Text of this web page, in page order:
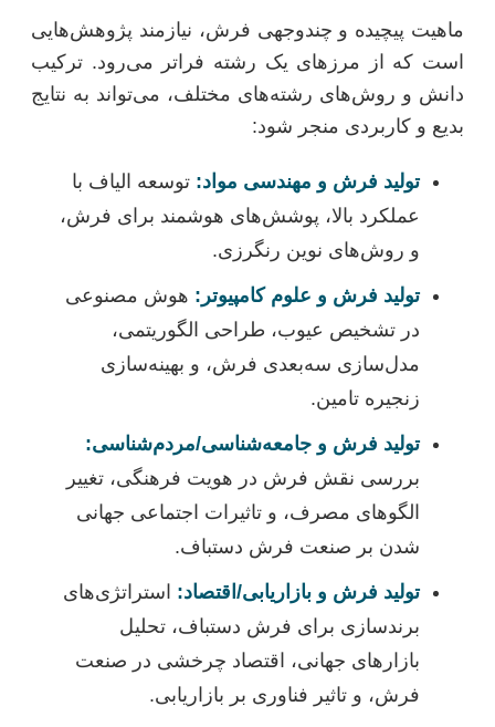
ماهیت پیچیده و چندوجهی فرش، نیازمند پژوهش‌هایی
است که از مرزهای یک رشته فراتر می‌رود. ترکیب
دانش و روش‌های رشته‌های مختلف، می‌تواند به نتایج
بدیع و کاربردی منجر شود:
تولید فرش و مهندسی مواد: توسعه الیاف با
عملکرد بالا، پوشش‌های هوشمند برای فرش،
و روش‌های نوین رنگرزی.
تولید فرش و علوم کامپیوتر: هوش مصنوعی
در تشخیص عیوب، طراحی الگوریتمی،
مدل‌سازی سه‌بعدی فرش، و بهینه‌سازی
زنجیره تامین.
تولید فرش و جامعه‌شناسی/مردم‌شناسی:
بررسی نقش فرش در هویت فرهنگی، تغییر
الگوهای مصرف، و تاثیرات اجتماعی جهانی
شدن بر صنعت فرش دستباف.
تولید فرش و بازاریابی/اقتصاد: استراتژی‌های
برندسازی برای فرش دستباف، تحلیل
بازارهای جهانی، اقتصاد چرخشی در صنعت
فرش، و تاثیر فناوری بر بازاریابی.